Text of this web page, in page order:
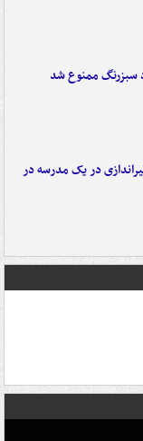
سبزرنگ ممنوع شد
در یک مدرسه در